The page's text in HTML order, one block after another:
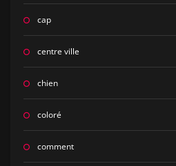
cap
centre ville
chien
coloré
comment